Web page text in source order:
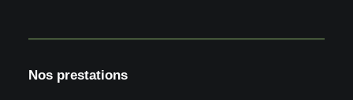
Nos prestations